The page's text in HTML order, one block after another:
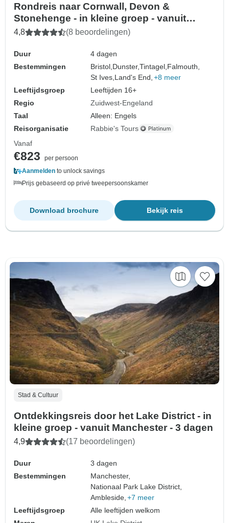
Rondreis naar Cornwall, Devon &
Stonehenge - in kleine groep - vanuit
Bristol - 4 dagen
4,8 (8 beoordelingen)
Duur
4 dagen
Bestemmingen
Bristol, Dunster,Tintagel, Falmouth,
St Ives, Land's End, +8 meer
Leeftijdsgroep
Leeftijden 16+
Regio
Zuidwest-Engeland
Taal
Alleen: Engels
Reisorganisatie
Rabbie's Tours
Vanaf
€823
per persoon
Aanmelden to unlock savings
Prijs gebaseerd op privé tweepersoonskamer
Bekijk reis
Download brochure
Stad & Cultuur
Ontdekkingsreis door het Lake District - in
kleine groep - vanuit Manchester - 3 dagen
4,9 (17 beoordelingen)
Duur
3 dagen
Bestemmingen
Manchester,
Nationaal Park Lake District,
Ambleside, +7 meer
Leeftijdsgroep
Alle leeftijden welkom